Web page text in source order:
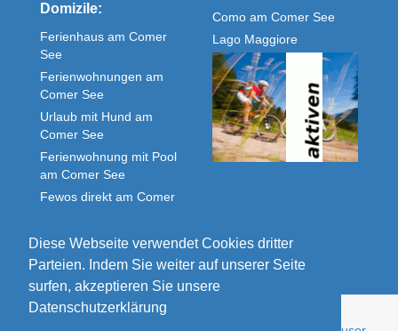
Diese Webseite verwendet Cookies dritter
Parteien. Indem Sie weiter auf unserer Seite
surfen, akzeptieren Sie unsere
Datenschutzerklärung
Domizile:
Ferienhaus am Comer
See
Ferienwohnungen am
Comer See
Urlaub mit Hund am
Comer See
Ferienwohnung mit Pool
am Comer See
Fewos direkt am Comer
Unterkunft Comer See
Como am Comer See
Lago Maggiore